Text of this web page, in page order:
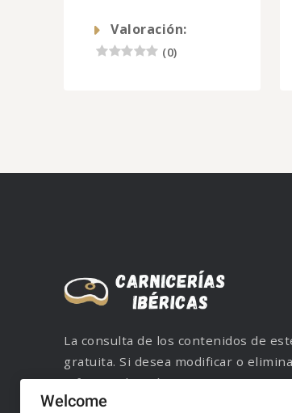
Valoración:
(0)
La consulta de los contenidos de
gratuita. Si desea modificar o
información, póngase en contacto
servicio de atención al cliente
Welcome